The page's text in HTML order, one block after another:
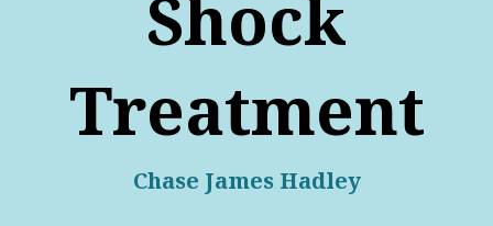
Shock
Treatment
Chase James Hadley